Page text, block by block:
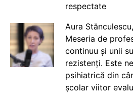
respectate
Aura
Meseria de
continuu și unii
rezistenți. Este
psihiatrică din
școlar viitor